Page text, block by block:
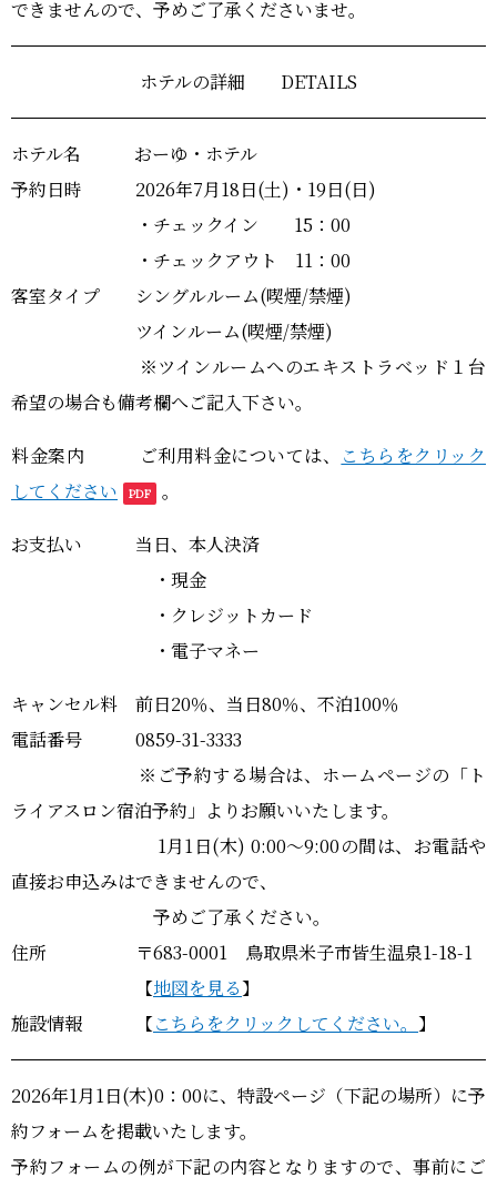
できませんので、予めご了承くださいませ。
ホテルの詳細 DETAILS
ホテル名 おーゆ・ホテル
予約日時 2026年7月18日(土)・19日(日)
・チェックイン 15：00
・チェックアウト 11：00
客室タイプ シングルルーム(喫煙/禁煙)
ツインルーム(喫煙/禁煙)
※ツインルームへのエキストラベッド１台
希望の場合も備考欄へご記入下さい。
料金案内 ご利用料金については、
こちらをクリック
してください
。
お支払い 当日、本人決済
・現金
・クレジットカード
・電子マネー
キャンセル料 前日20％、当日80％、不泊100％
電話番号 0859-31-3333
※ご予約する場合は、ホームページの「ト
ライアスロン宿泊予約」よりお願いいたします。
1月1日(木) 0:00～9:00の間は、お電話や
直接お申込みはできませんので、
予めご了承ください。
住所 〒683-0001 鳥取県米子市皆生温泉1-18-1
【地図を見る】
施設情報 【こちらをクリックしてください。 】
2026年1月1日(木)0：00に、特設ページ（下記の場所）に予
約フォームを掲載いたします。
予約フォームの例が下記の内容となりますので、事前にご